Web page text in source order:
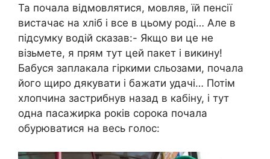
Та почала відмовлятися, мовляв, їй пенсії
вистачає на хліб і все в цьому роді… Але в
підсумку водій сказав:- Якщо ви це не
візьмете, я прям тут цей пакет і викину!
Бабуся заплакала гіркими сльозами, почала
його щиро дякувати і бажати удачі… Потім
хлопчина застрибнув назад в кабіну, і тут
одна пасажирка років сорока почала
обурюватися на весь голос: